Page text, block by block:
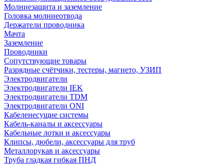
Молниезащита и заземление
Головка молниеотвода
Держатели проводника
Мачта
Заземление
Проводники
Сопутствующие товары
Разрядные счётчики, тестеры, магнето, УЗИП
Электродвигатели
Электродвигатели IEK
Электродвигатели TDM
Электродвигатели ONI
Кабеленесущие системы
Кабель-каналы и аксессуары
Кабельные лотки и аксессуары
Клипсы, дюбели, аксессуары для труб
Металлорукав и аксессуары
Труба гладкая гибкая ПНД